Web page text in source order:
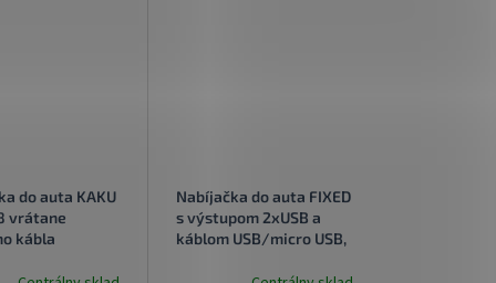
do auta KAKU
vrátane
kábla
Nabíjačka do auta FIXED
s výstupom 2xUSB a
káblom USB/micro USB,